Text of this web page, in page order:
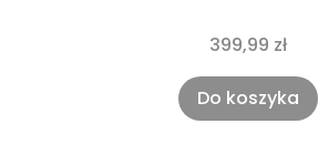
399,99 zł
Do koszyka